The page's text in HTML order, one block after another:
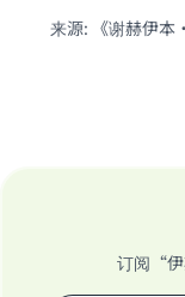
来源: 《谢赫伊
订阅“伊